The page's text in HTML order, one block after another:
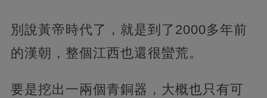
別說黃帝時代了，就是到了2000多年前
的漢朝，整個江西也還很蠻荒。
要是挖出一兩個青銅器，大概也只有可